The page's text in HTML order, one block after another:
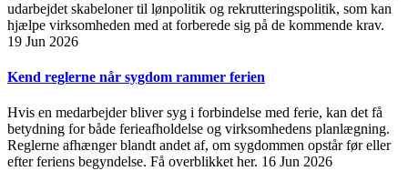
udarbejdet skabeloner til lønpolitik og rekrutteringspolitik, som kan
hjælpe virksomheden med at forberede sig på de kommende krav.
19 Jun 2026
Kend reglerne når sygdom rammer ferien
Hvis en medarbejder bliver syg i forbindelse med ferie, kan det få
betydning for både ferieafholdelse og virksomhedens planlægning.
Reglerne afhænger blandt andet af, om sygdommen opstår før eller
efter feriens begyndelse. Få overblikket her. 16 Jun 2026